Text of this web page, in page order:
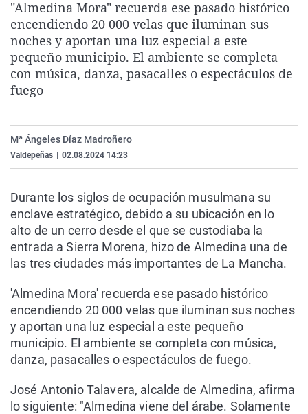
La rosa de los vientos
Gente viajera
Como el perro y el
Caso
Retornados
Equipo de
Operación Viuda
Extremadura
Galicia
La Rioja
Navarra
Virales
Televisión
Elecciones
"Almedina Mora" recuerda ese pasado histórico
encendiendo 20 000 velas que iluminan sus
noches y aportan una luz especial a este
pequeño municipio. El ambiente se completa
con música, danza, pasacalles o espectáculos de
fuego
Mª Ángeles Díaz Madroñero
Valdepeñas 02.08.2024 14:23
Durante los siglos de ocupación musulmana su
enclave estratégico, debido a su ubicación en lo
alto de un cerro desde el que se custodiaba la
entrada a Sierra Morena, hizo de Almedina una de
las tres ciudades más importantes de La Mancha.
'Almedina Mora' recuerda ese pasado histórico
encendiendo 20 000 velas que iluminan sus noches
y aportan una luz especial a este pequeño
municipio. El ambiente se completa con música,
danza, pasacalles o espectáculos de fuego.
José Antonio Talavera, alcalde de Almedina, afirma
lo siguiente: "Almedina viene del árabe. Solamente